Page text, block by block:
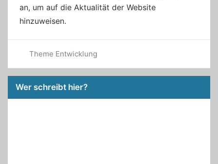
an, um auf die Aktualität der Website
hinzuweisen.
Theme Entwicklung
Wer schreibt hier?